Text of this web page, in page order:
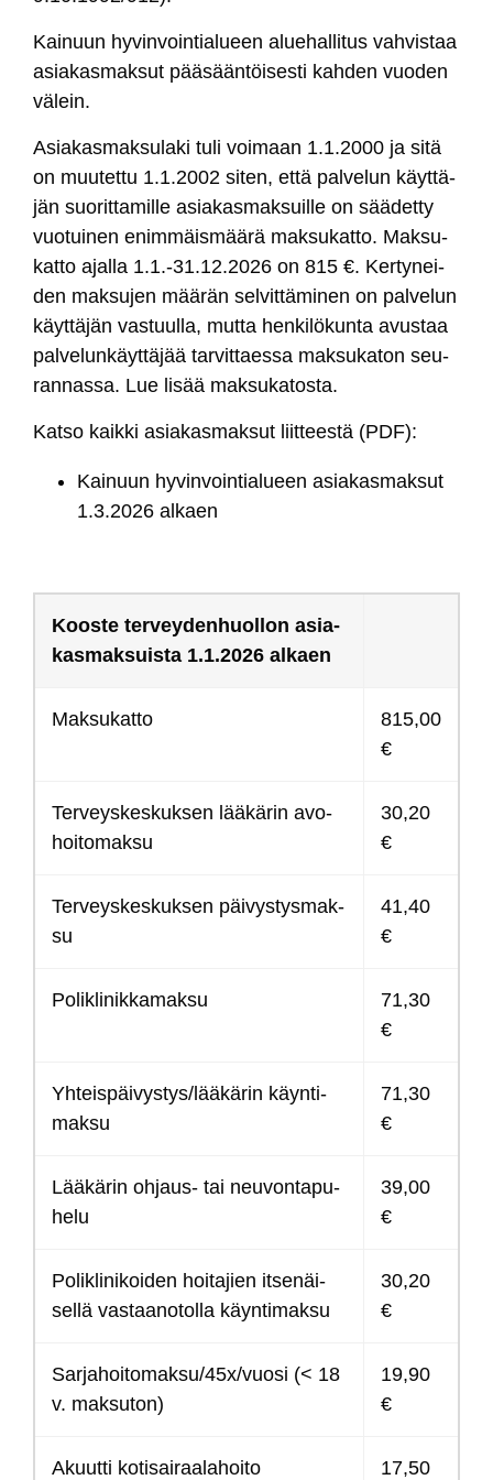
Kai­nuun hy­vin­voin­tia­lueen alue­hal­li­tus vah­vis­taa
asia­kas­mak­sut pää­sään­töi­ses­ti kah­den vuo­den
vä­lein.
Asia­kas­mak­su­la­ki tu­li voi­maan 1.1.2000 ja si­tä
on muu­tet­tu 1.1.2002 si­ten, et­tä pal­ve­lun käyt­tä­
jän suo­rit­ta­mil­le asia­kas­mak­suil­le on sää­det­ty
vuo­tui­nen enim­mäis­mää­rä mak­su­kat­to. Mak­su­
kat­to ajal­la 1.1.-31.12.2026 on 815 €. Ker­ty­nei­
den mak­su­jen mää­rän sel­vit­tä­mi­nen on pal­ve­lun
käyt­tä­jän vas­tuul­la, mut­ta hen­ki­lö­kun­ta avus­taa
pal­ve­lun­käyt­tä­jää tar­vit­taes­sa mak­su­ka­ton seu­
ran­nas­sa. Lue li­sää mak­su­ka­tos­ta.
Kat­so kaik­ki asia­kas­mak­sut liit­tees­tä (PDF):
Kai­nuun hy­vin­voin­tia­lueen asia­kas­mak­sut
1.3.2026 al­kaen
Koos­te ter­vey­den­huol­lon asia­
kas­mak­suis­ta 1.1.2026 al­kaen
Mak­su­kat­to
815,00
€
Ter­veys­kes­kuk­sen lää­kä­rin avo­
hoi­to­mak­su
30,20
€
Ter­veys­kes­kuk­sen päi­vys­tys­mak­
su
41,40
€
Po­lik­li­nik­ka­mak­su
71,30
€
Yh­teis­päi­vys­tys/lää­kä­rin käyn­ti­
mak­su
71,30
€
Lää­kä­rin oh­jaus- tai neu­von­ta­pu­
he­lu
39,00
€
Po­lik­li­ni­koi­den hoi­ta­jien it­se­näi­
sel­lä vas­taa­no­tol­la käyn­ti­mak­su
30,20
€
Sar­ja­hoi­to­mak­su/45x/vuo­si (< 18
v. mak­su­ton)
19,90
€
Akuut­ti ko­ti­sai­raa­la­hoi­to 17,50